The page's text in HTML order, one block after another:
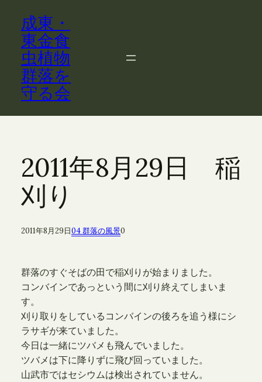
成東・
東金食
虫植物
群落を
守る会
2011年8月29日 稲
刈り
2011年8月29日04 群落の風景0
群落のすぐそばの田で稲刈りが始まりました。
コンバインであっという間に刈り終えてしまいま
す。
刈り取りをしているコンバインの後ろを追う様にシ
ラサギが来ていました。
今日は一緒にツバメも飛んでいました。
ツバメは下に降りずに飛び回っていました。
山武市ではセシウムは検出されていません。